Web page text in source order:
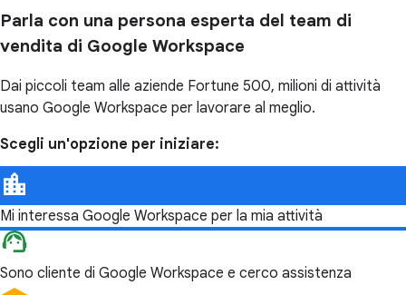
Parla con una persona esperta del team di
vendita di Google Workspace
Dai piccoli team alle aziende Fortune 500, milioni di attività
usano Google Workspace per lavorare al meglio.
Scegli un'opzione per iniziare:
Mi interessa Google Workspace per la mia attività
Sono cliente di Google Workspace e cerco assistenza